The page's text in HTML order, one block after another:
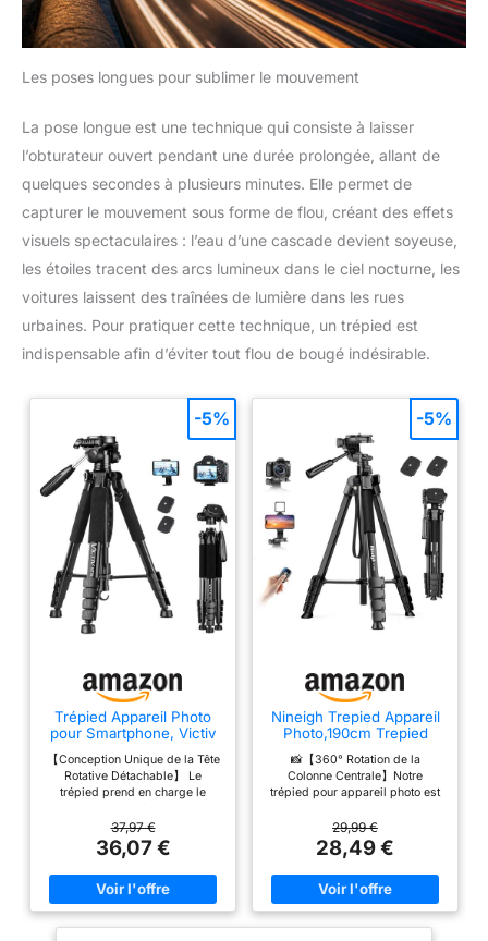
Les poses longues pour sublimer le mouvement
La pose longue est une technique qui consiste à laisser
l’obturateur ouvert pendant une durée prolongée, allant de
quelques secondes à plusieurs minutes. Elle permet de
capturer le mouvement sous forme de flou, créant des effets
visuels spectaculaires : l’eau d’une cascade devient soyeuse,
les étoiles tracent des arcs lumineux dans le ciel nocturne, les
voitures laissent des traînées de lumière dans les rues
urbaines. Pour pratiquer cette technique, un trépied est
indispensable afin d’éviter tout flou de bougé indésirable.
Trépied Appareil Photo
pour Smartphone, Victiv
185cm Trépied Caméra
【Conception Unique de la Tête
Rotative Détachable】 Le
trépied prend en charge le
mouvement vertical à 180 °
(dévissez la poignée dans le
sens inverse des aiguilles
d'une montre) et la prise de vue
latérale à 90 °. La tête rotative à
trois voies peut être démontée
37,97 €
36,07 €
-5%
Nineigh Trepied Appareil
Photo,190cm Trepied
Smartphone
📸【360° Rotation de la
Colonne Centrale】Notre
trépied pour appareil photo est
amovible, qui peut être utilisée
pour la photographie aérienne
horizontale et permet une
rotation de 360°. Il peut
également être inversé pour la
macrophotographie. Il vous aide
29,99 €
28,49 €
-5%